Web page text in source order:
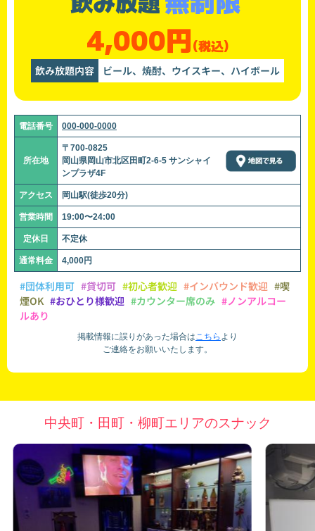
4,000円(税込)
飲み放題内容 ビール、焼酎、ウイスキー、ハイボール
電話番号 000-000-0000
所在地
〒700-0825
岡山県岡山市北区田町2-6-5 サンシャイ
ンプラザ4F
アクセス 岡山駅(徒歩20分)
営業時間 19:00〜24:00
定休日 不定休
通常料金 4,000円
#団体利用可 #貸切可 #初心者歓迎 #インバウンド歓迎 #喫
煙OK #おひとり様歓迎 #カウンター席のみ #ノンアルコー
ルあり
掲載情報に誤りがあった場合はこちら より
ご連絡をお願いいたします。
中央町・田町・柳町エリアのスナック